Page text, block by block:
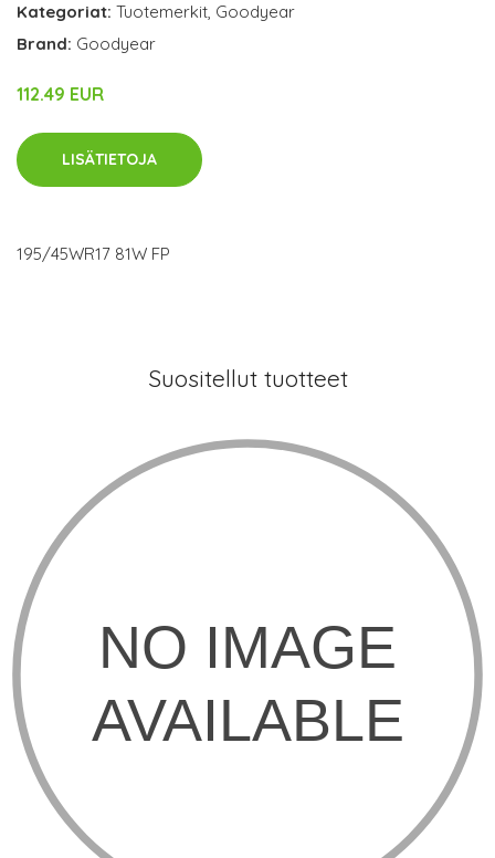
Kategoriat: Tuotemerkit, Goodyear
Brand: Goodyear
112.49 EUR
LISÄTIETOJA
195/45WR17 81W FP
Suositellut tuotteet